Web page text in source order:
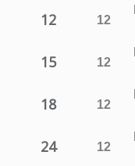
12
12
12
15
12
18
12
24